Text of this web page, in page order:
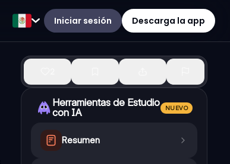
Iniciar sesión Descarga la app
Herramientas de Estudio
con IA
NUEVO
Resumen